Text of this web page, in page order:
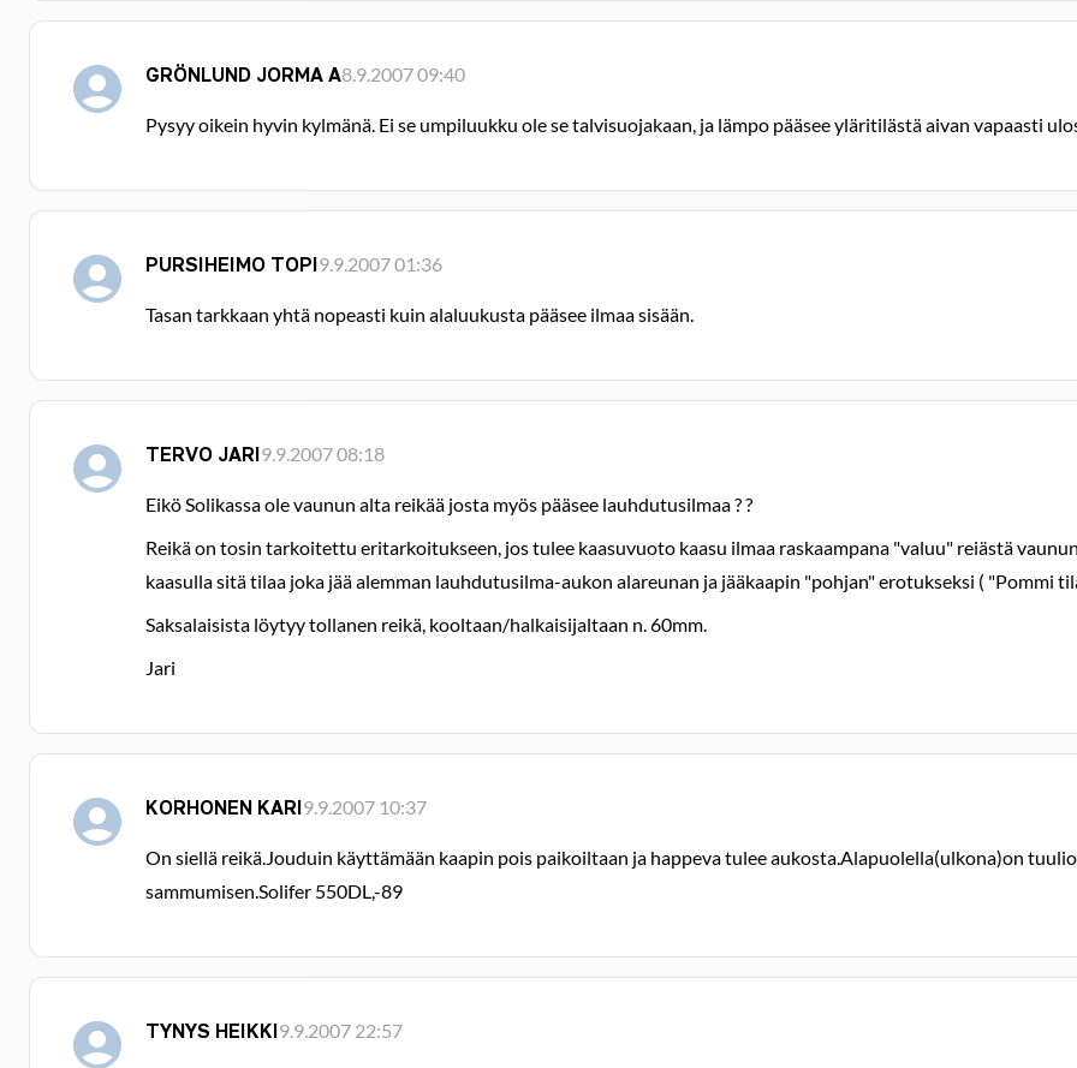
GRÖNLUND JORMA A8.9.2007 09:40
Pysyy oikein hyvin kylmänä. Ei se umpiluukku ole se talvisuojakaan, ja lämpo pääsee yläritilästä aivan vapaasti
PURSIHEIMO TOPI9.9.2007 01:36
Tasan tarkkaan yhtä nopeasti kuin alaluukusta pääsee ilmaa sisään.
TERVO JARI9.9.2007 08:18
Eikö Solikassa ole vaunun alta reikää josta myös pääsee lauhdutusilmaa ? ?
Reikä on tosin tarkoitettu eritarkoitukseen, jos tulee kaasuvuoto kaasu ilmaa raskaampana "valuu" reiästä
kaasulla sitä tilaa joka jää alemman lauhdutusilma-aukon alareunan ja jääkaapin "pohjan" erotukseksi ( "Pommi
Saksalaisista löytyy tollanen reikä, kooltaan/halkaisijaltaan n. 60mm.
Jari
KORHONEN KARI9.9.2007 10:37
On siellä reikä.Jouduin käyttämään kaapin pois paikoiltaan ja happeva tulee aukosta.Alapuolella(ulkona)on
sammumisen.Solifer 550DL,-89
TYNYS HEIKKI9.9.2007 22:57